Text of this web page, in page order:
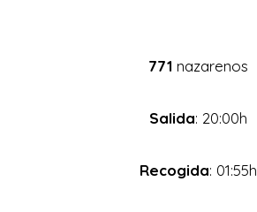
771 nazarenos
Salida: 20:00h
Recogida: 01:55h